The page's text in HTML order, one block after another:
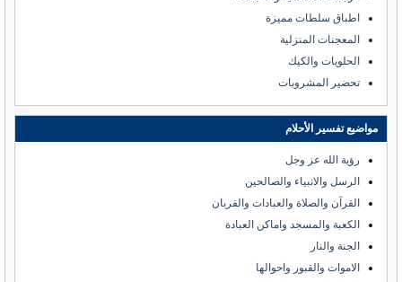
اطباق سلطات مميزة
المعجنات المنزلية
الحلويات والكيك
تحضير المشروبات
مواضيع تفسير الأحلام
رؤية الله عز وجل
الرسل والانبياء والصالحين
القرآن والصلاة والعبادات والقربان
الكعبة والمسجد واماكن العبادة
الجنة والنار
الاموات والقبور واحوالها